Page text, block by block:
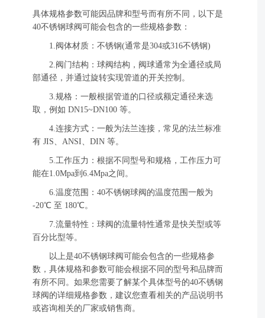
具体规格参数可能因品牌和型号而有所不同，以下是
40不锈钢球阀可能会包含的一些规格参数：
1.阀体材质：不锈钢(通常是304或316不锈钢)
2.阀门结构：球阀结构，阀球通常为全通径或局
部通径，并通过旋转实现管道的开关控制。
3.规格：一般根据管道的口径或额定通径来选
取，例如 DN15~DN100 等。
4.连接方式：一般为法兰连接，常见的法兰标准
有 JIS、ANSI、DIN 等。
5.工作压力：根据不同型号和规格，工作压力可
能在1.0Mpa到6.4Mpa之间。
6.温度范围：40不锈钢球阀的温度范围一般为
-20℃ 至 180℃。
7.流量特性：球阀的流量特性通常是快关型或等
百分比型等。
以上是40不锈钢球阀可能会包含的一些规格参
数，具体规格和参数可能会根据不同的型号和品牌而
有所不同。如果您需要了解某个具体型号的40不锈钢
球阀的详细规格参数，建议您查看相关的产品说明书
或咨询相关的厂家或销售商。